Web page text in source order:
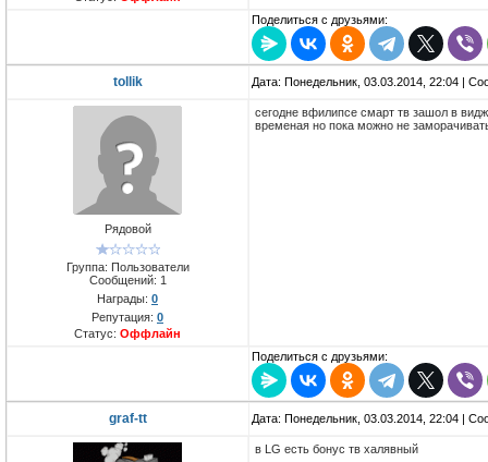
Поделиться с друзьями:
tollik Дата: Понедельник, 03.03.2014, 22:04 |
Рядовой
Группа: Пользователи
Сообщений: 1
Награды: 0
Репутация: 0
Статус: Оффлайн
сегодне вфилипсе смарт тв зашол в
временая но пока можно не
Поделиться с друзьями:
graf-tt Дата: Понедельник, 03.03.2014, 22:04 |
в LG есть бонус тв халявный